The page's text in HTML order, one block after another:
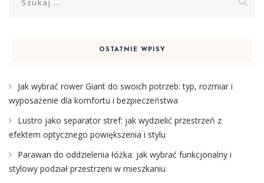
OSTATNIE WPISY
Jak wybrać rower Giant do swoich potrzeb: typ, rozmiar i
wyposażenie dla komfortu i bezpieczeństwa
Lustro jako separator stref: jak wydzielić przestrzeń z
efektem optycznego powiększenia i stylu
Parawan do oddzielenia łóżka: jak wybrać funkcjonalny i
stylowy podział przestrzeni w mieszkaniu